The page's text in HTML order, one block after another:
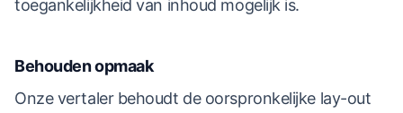
toegankelijkheid van inhoud mogelijk is.
Behouden opmaak
Onze vertaler behoudt de oorspronkelijke lay-out